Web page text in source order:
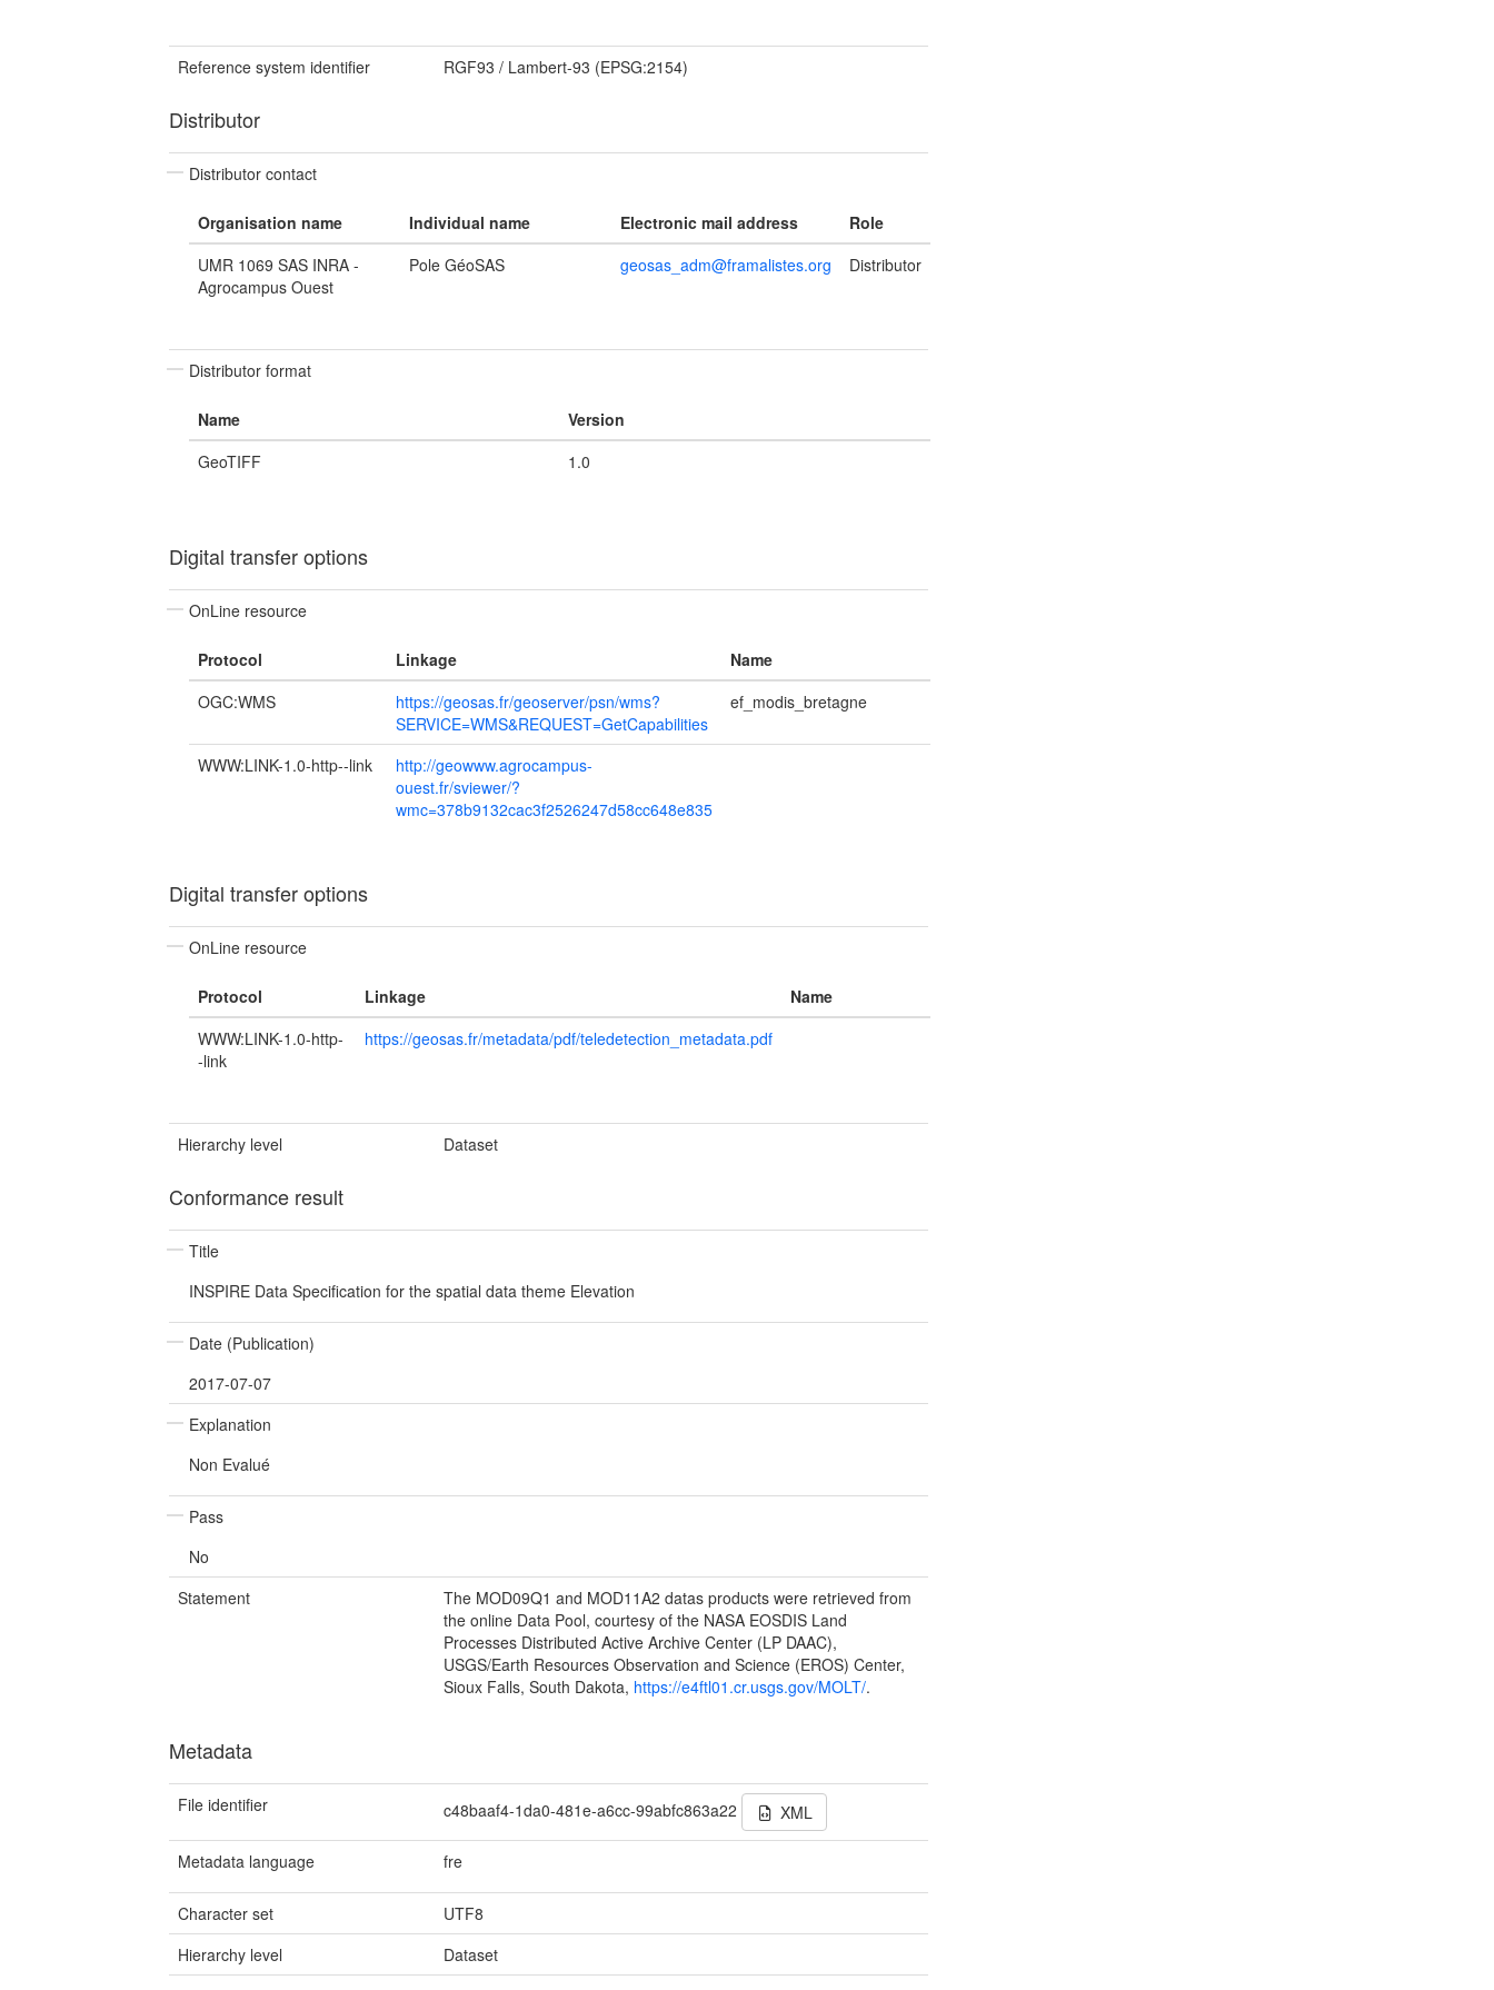
Reference system identifier RGF93 / Lambert-93 (EPSG:2154)
Distributor
Distributor contact
Organisation name Individual name Electronic mail address
Role
UMR 1069 SAS INRA -
Agrocampus Ouest
Pole GéoSAS geosas_adm@framalistes.org Distributor
Distributor format
Name
Version
GeoTIFF
1.0
Digital transfer options
OnLine resource
Protocol Linkage
Name
OGC:WMS
https://geosas.fr/geoserver/psn/wms?
SERVICE=WMS&REQUEST=GetCapabilities
ef_modis_bretagne
WWW:LINK-1.0-http--link
http://geowww.agrocampus-
ouest.fr/sviewer/?
wmc=378b9132cac3f2526247d58cc648e835
Digital transfer options
OnLine resource
Protocol Linkage
Name
WWW:LINK-1.0-http-
-link
https://geosas.fr/metadata/pdf/teledetection_metadata.pdf
Hierarchy level Dataset
Conformance result
Title
INSPIRE Data Specification for the spatial data theme Elevation
Date (Publication)
2017-07-07
Explanation
Non Evalué
Pass
No
Statement
The MOD09Q1 and MOD11A2 datas products were retrieved from
the online Data Pool, courtesy of the NASA EOSDIS Land
Processes Distributed Active Archive Center (LP DAAC),
USGS/Earth Resources Observation and Science (EROS) Center,
Sioux Falls, South Dakota, https://e4ftl01.cr.usgs.gov/MOLT/.
Metadata
File identifier c48baaf4-1da0-481e-a6cc-99abfc863a22 XML
Metadata language fre
Character set
UTF8
Hierarchy level
Dataset